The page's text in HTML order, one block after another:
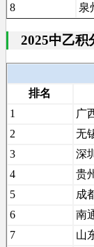
8
泉
2025中乙积
排名
1
广
2
无
3
深
4
贵
5
成
6
南
7
山